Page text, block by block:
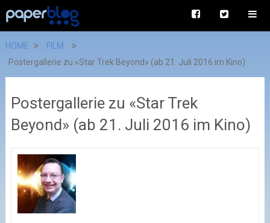
HOME
FILM
Postergallerie zu «Star Trek Beyond» (ab 21. Juli 2016 im Kino)
Postergallerie zu «Star Trek
Beyond» (ab 21. Juli 2016 im Kino)